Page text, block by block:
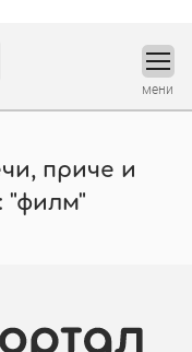
мени
приче и
"филм"